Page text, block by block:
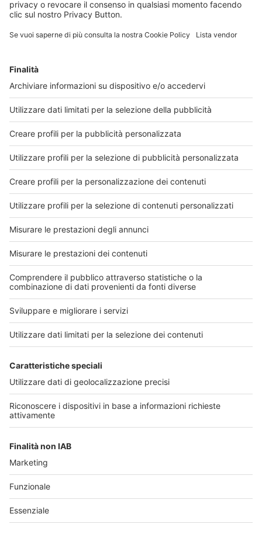
anche a Ferragos...
Via libera dal CdA di AIFA alla
rimborsabilità di 4 nuovi medicinali, 4
estensioni di indicazione terapeutica e 1
biosimilare
Tra i medicinali che saranno rimborsati anche
un farmaco orfano per il trattamento della
sclerosi laterale amiotrofica (SLA)Il Consiglio di
Amministrazione dell’AIFA, nella seduta del 29
luglio, ha dato il via libera alla rimborsabilità di 4
nuovi me...
30 luglio 2026
Cerca
Seguici sui principali
canali social:
Chi
Contatti
Policy